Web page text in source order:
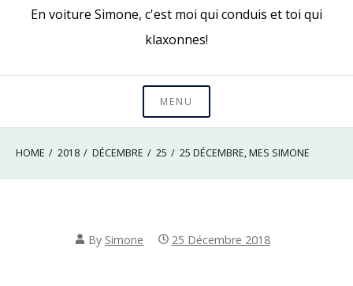
En voiture Simone, c'est moi qui conduis et toi qui
klaxonnes!
MENU
HOME 2018 DÉCEMBRE 25 25 DÉCEMBRE, MES SIMONE
By Simone 25 Décembre 2018